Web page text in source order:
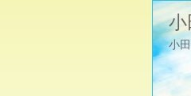
小